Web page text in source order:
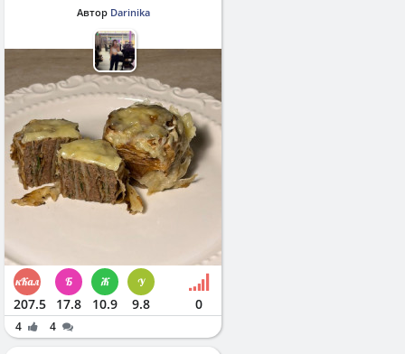
Автор Darinika
207.5 17.8 10.9 9.8 0
4 4